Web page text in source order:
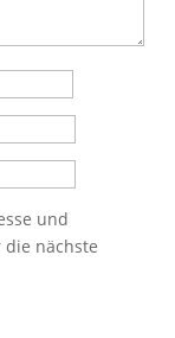
und
nächste